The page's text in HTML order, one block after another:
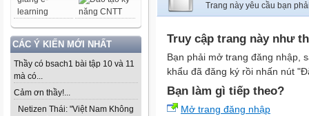
CÁC Ý KIẾN MỚI NHẤT
Thầy có bsach1 bài tập 10 và 11
mà có...
Cảm ơn thầy!...
Netizen Thái: "Việt Nam Không
Trang này yêu cầu bạn
Truy cập trang này như
Bạn phải mở trang đăng nhập,
khẩu đã đăng ký rồi nhấn nút
Bạn làm gì tiếp theo?
Mở trang đăng nhập